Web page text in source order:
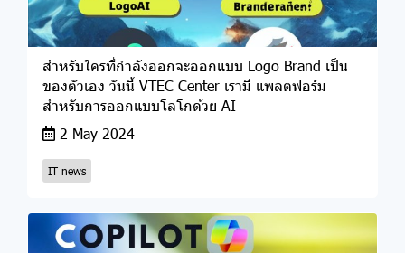
สำหรับใครที่กำลังออกจะออกแบบ Logo Brand เป็น
ของตัวเอง วันนี้ VTEC Center เรามี แพลตฟอร์ม
สำหรับการออกแบบโลโกด้วย AI
2 May 2024
IT news